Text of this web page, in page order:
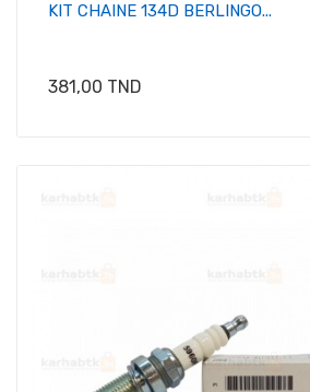
KIT CHAINE 134D BERLINGO...
Prix
381,00 TND